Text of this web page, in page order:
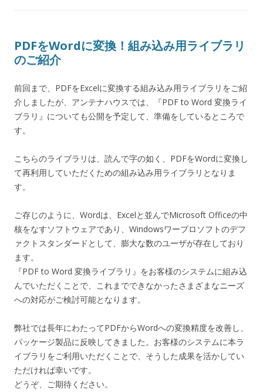
PDFをWordに変換！組み込み用ライブラリ
のご紹介
前回まで、PDFをExcelに変換する組み込み用ライブラリをご紹
介しましたが、アンテナハウスでは、『PDF to Word 変換ライ
ブラリ』についても公開を予定して、準備をしているところで
す。
こちらのライブラリは、読んで字の如く、PDFをWordに変換し
て再利用していただくための組み込み用ライブラリとなりま
す。
ご存じのように、Wordは、Excelと並んでMicrosoft Officeの中
核をなすソフトウェアであり、Windowsワープロソフトのデフ
ァクトスタンダードとして、膨大な数のユーザが存在しており
ます。
『PDF to Word 変換ライブラリ』をお客様のシステムに組み込
んでいただくことで、これまでできなかったさまざまなニーズ
への対応がご検討可能となります。
弊社では長年にわたってPDFからWordへの変換精度を改善し、
パッケージ製品に反映してきました。お客様のシステムに本ラ
イブラリをご利用いただくことで、そうした成果を活かしてい
ただければ幸いです。
どうぞ、ご期待ください。